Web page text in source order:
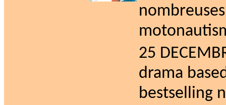
25
drama
bestselling